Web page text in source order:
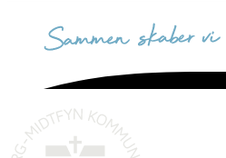
sammen skaber vi det bedste sted